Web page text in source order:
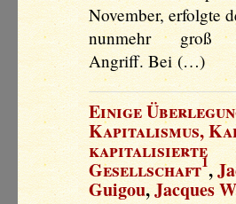
November, erfolgte
nunmehr groß
Angriff. Bei (…)
Einige
Kapitalismus,
kapitalisierte
Gesellschaft1,
Guigou,Jacques